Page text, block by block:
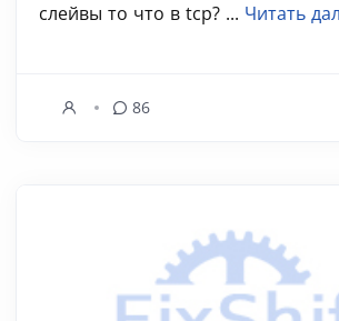
слейвы то что в tcp? ... Читать
86